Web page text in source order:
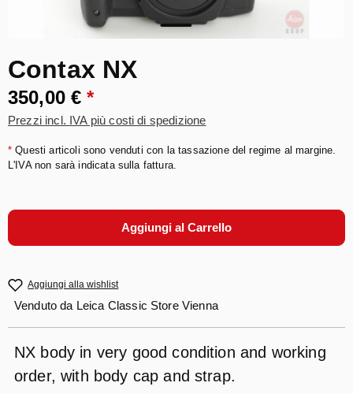
Contax NX
350,00 €*
Prezzi incl. IVA più costi di spedizione
* Questi articoli sono venduti con la tassazione del regime al margine.
L'IVA non sarà indicata sulla fattura.
Aggiungi al Carrello
Aggiungi alla wishlist
Venduto da Leica Classic Store Vienna
NX body in very good condition and working
order, with body cap and strap.